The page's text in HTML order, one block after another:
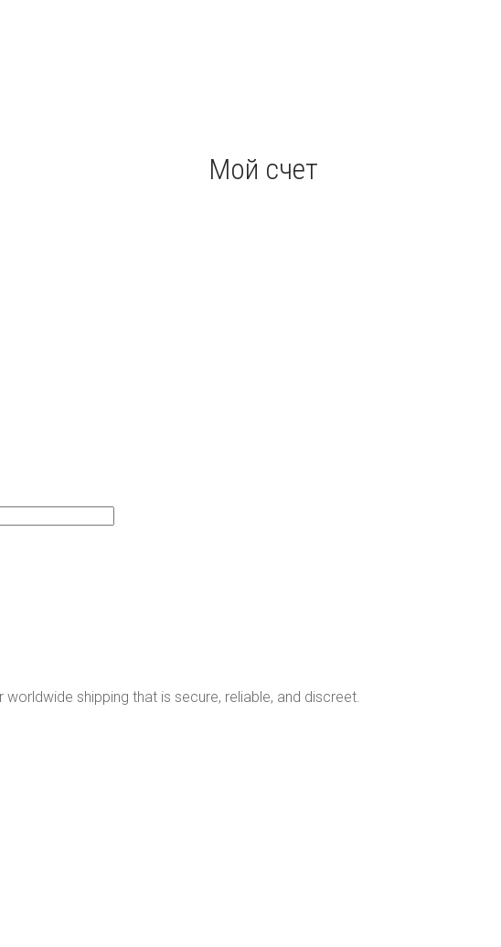
Мой счет
shipping that is secure, reliable, and discreet.